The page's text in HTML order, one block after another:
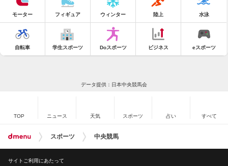
モーター フィギュア ウィンター 陸上 水泳
自転車 学生スポーツ Doスポーツ ビジネス eスポーツ
データ提供：日本中央競馬会
TOP ニュース 天気 スポーツ 占い すべて
スポーツ 中央競馬
サイトご利用にあたって